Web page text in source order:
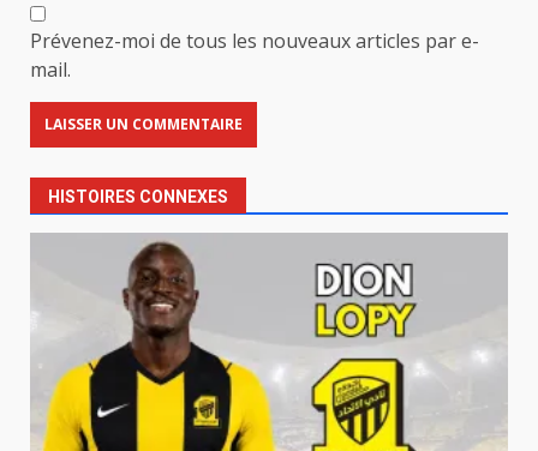
Prévenez-moi de tous les nouveaux articles par e-
mail.
HISTOIRES CONNEXES